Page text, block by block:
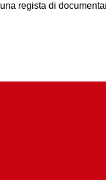
una regista di